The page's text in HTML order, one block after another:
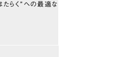
らく”への最適な